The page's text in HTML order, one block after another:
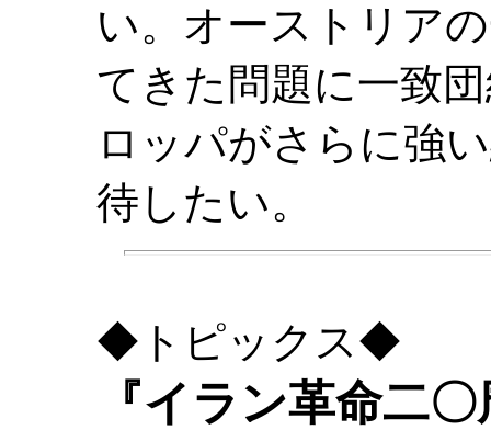
い。オーストリア
てきた問題に一致
ロッパがさらに強
待したい。
◆トピックス◆
『イラン革命二